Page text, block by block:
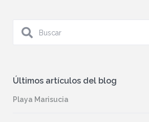
Últimos artículos del blog
Playa Marisucia